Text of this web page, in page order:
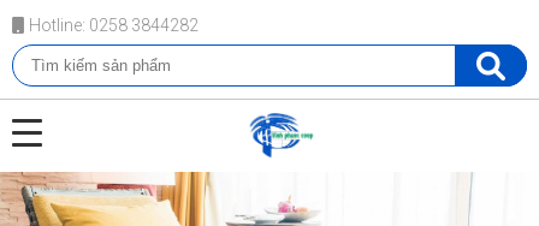
Hotline: 0258 3844282